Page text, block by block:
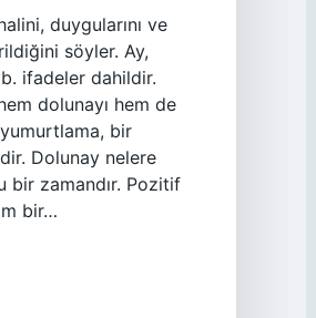
duygularını ve
söyler. Ay,
ifadeler dahildir.
dolunayı hem de
bir
Dolunay nelere
bir zamandır. Pozitif
bir…